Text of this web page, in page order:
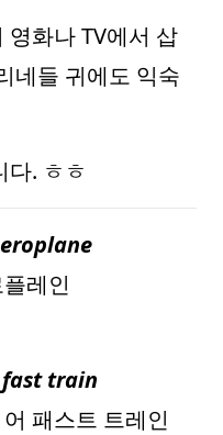
화나 TV에서 삽
네들 귀에도 익숙
다. ㅎㅎ
레인
train
패스트 트레인